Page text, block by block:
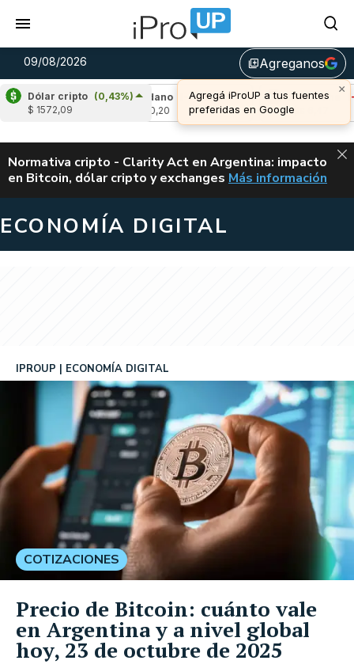
09/08/2026 library_addAgreganos
×
Agregá iProUP a tus fuentes
preferidas en Google
Dólar cripto (0,43%)
$ 1572,09
Cardano
(-1,59%)
Avalanche (-
u$s 6,47
ALERTA
Normativa cripto - Clarity Act en Argentina: impacto
en Bitcoin, dólar cripto y exchanges CLARITY ACT EN
Más información
ECONOMÍA DIGITAL
IPROUP ECONOMÍA DIGITAL
COTIZACIONES
Precio de Bitcoin: cuánto vale
en Argentina y a nivel global
hoy, 23 de octubre de 2025